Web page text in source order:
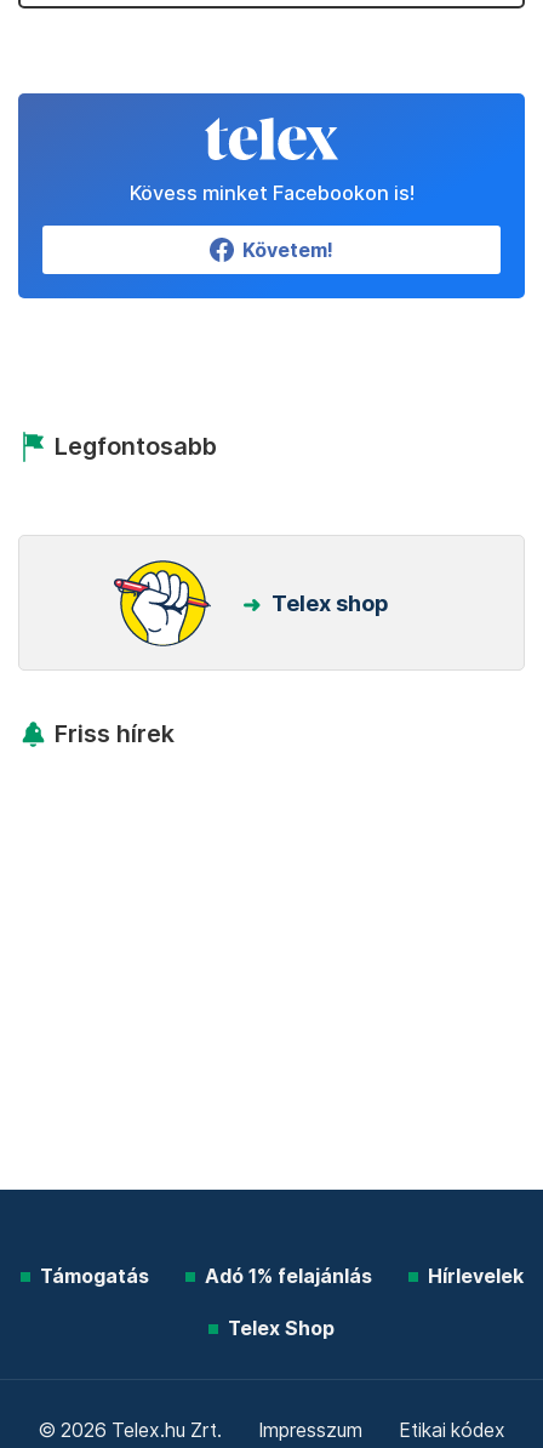
Kövess minket Facebookon is!
Követem!
Legfontosabb
Telex shop
Friss hírek
Támogatás Adó 1% felajánlás Hírlevelek
Telex Shop
© 2026 Telex.hu Zrt. Impresszum Etikai kódex